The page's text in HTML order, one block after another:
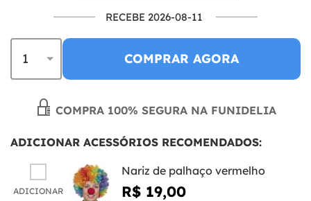
RECEBE 2026-08-11
COMPRAR AGORA
COMPRA 100% SEGURA NA FUNIDELIA
ADICIONAR ACESSÓRIOS RECOMENDADOS:
ADICIONAR
Nariz de palhaço vermelho
R$ 19,00